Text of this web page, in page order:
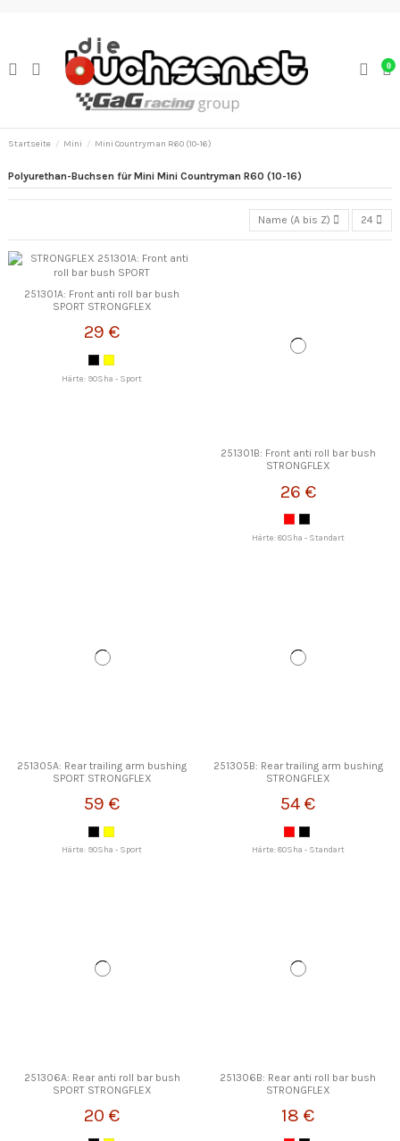
0
Startseite Mini Mini Countryman R60 (10-16)
Polyurethan-Buchsen für Mini Mini Countryman R60 (10-16)
Name (A bis Z) 24
251301A: Front anti roll bar bush
SPORT STRONGFLEX
29 €
Härte: 90Sha - Sport
251301B: Front anti roll bar bush
STRONGFLEX
26 €
Härte: 80Sha - Standart
251305A: Rear trailing arm bushing
SPORT STRONGFLEX
59 €
Härte: 90Sha - Sport
251305B: Rear trailing arm bushing
STRONGFLEX
54 €
Härte: 80Sha - Standart
251306A: Rear anti roll bar bush
SPORT STRONGFLEX
20 €
251306B: Rear anti roll bar bush
STRONGFLEX
18 €